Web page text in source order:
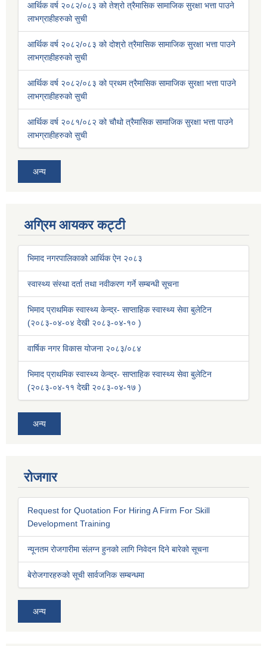
आर्थिक वर्ष २०८२/०८३ को तेश्रो त्रैमासिक सामाजिक सुरक्षा भत्ता पाउने
लाभग्राहीहरुको सुची
आर्थिक वर्ष २०८२/०८३ को दोश्रो त्रैमासिक सामाजिक सुरक्षा भत्ता पाउने
लाभग्राहीहरुको सुची
आर्थिक वर्ष २०८२/०८३ को प्रथम त्रैमासिक सामाजिक सुरक्षा भत्ता पाउने
लाभग्राहीहरुको सुची
आर्थिक वर्ष २०८१/०८२ को चौथो त्रैमासिक सामाजिक सुरक्षा भत्ता पाउने
लाभग्राहीहरुको सुची
अन्य
अग्रिम आयकर कट्टी
भिमाद नगरपालिकाको आर्थिक ऐन २०८३
स्वास्थ्य संस्था दर्ता तथा नवीकरण गर्ने सम्बन्धी सूचना
भिमाद प्राथमिक स्वास्थ्य केन्द्र- साप्ताहिक स्वास्थ्य सेवा बुलेटिन
(२०८३-०४-०४ देखी २०८३-०४-१० )
वार्षिक नगर विकास योजना २०८३/०८४
भिमाद प्राथमिक स्वास्थ्य केन्द्र- साप्ताहिक स्वास्थ्य सेवा बुलेटिन
(२०८३-०४-११ देखी २०८३-०४-१७ )
अन्य
रोजगार
Request for Quotation For Hiring A Firm For Skill
Development Training
न्यूनतम रोजगारीमा संलग्न हुनको लागि निवेदन दिने बारेको सूचना
बेरोजगारहरुको सूची सार्वजनिक सम्बन्धमा
अन्य